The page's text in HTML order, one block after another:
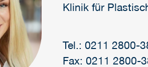
Klinik für
Tel.: 0211 2800-
Fax: 0211 2800-